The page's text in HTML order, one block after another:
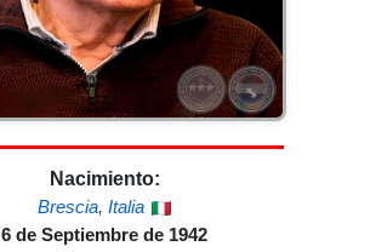
Nacimiento:
Brescia, Italia
6 de Septiembre de 1942